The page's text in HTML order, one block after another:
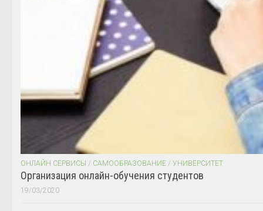
ОНЛАЙН СЕРВИСЫ / САМООБРАЗОВАНИЕ / УНИВЕРСИТЕТ
Организация онлайн-обучения студентов
19/03/2020